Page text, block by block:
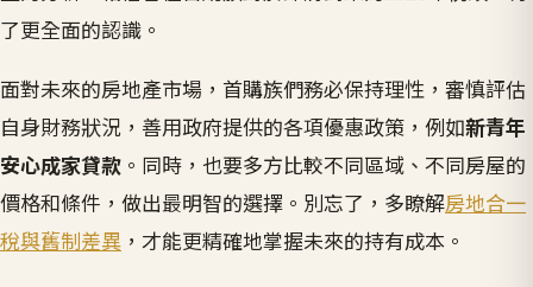
了更全面的認識。
面對未來的房地產市場，首購族們務必保持理性，審慎評估
自身財務狀況，善用政府提供的各項優惠政策，例如新青年
安心成家貸款 。同時，也要多方比較不同區域、不同房屋的
價格和條件，做出最明智的選擇。別忘了，多瞭解房地合一
稅與舊制差異 ，才能更精確地掌握未來的持有成本。